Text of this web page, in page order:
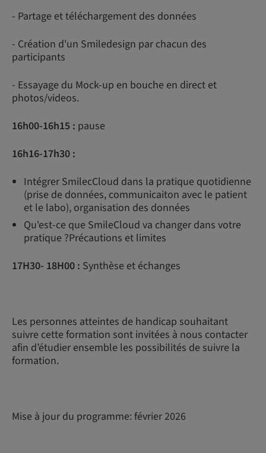
- Partage et téléchargement des données
- Création d'un Smiledesign par chacun des
participants
- Essayage du Mock-up en bouche en direct et
photos/videos.
16h00-16h15 : pause
16h16-17h30 :
Intégrer SmilecCloud dans la pratique quotidienne
(prise de données, communicaiton avec le patient
et le labo), organisation des données
Qu'est-ce que SmileCloud va changer dans votre
pratique ?Précautions et limites
17H30- 18H00 : Synthèse et échanges
Les personnes atteintes de handicap souhaitant
suivre cette formation sont invitées à nous contacter
afin d’étudier ensemble les possibilités de suivre la
formation.
Mise à jour du programme: février 2026